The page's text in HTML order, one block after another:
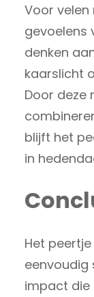
Voor
gevoelens
denken
kaarslicht
Door deze
blijft het
in
Het
eenvoudig
impact die